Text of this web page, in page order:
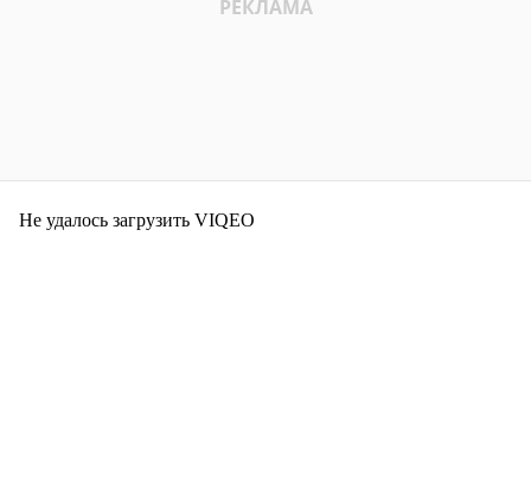
Не удалось загрузить VIQEO